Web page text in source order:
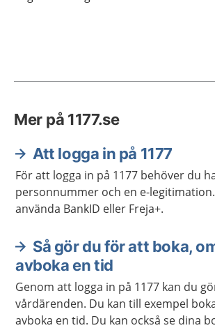
Mer på 1177.se
Att logga in på 1177
För att logga in på 1177 behöver du
personnummer och en e-
använda BankID eller Freja+.
Så gör du för att boka,
avboka en tid
Genom att logga in på 1177 kan du
vårdärenden. Du kan till exempel
avboka en tid. Du kan också se dina